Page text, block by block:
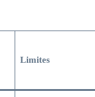
Limites